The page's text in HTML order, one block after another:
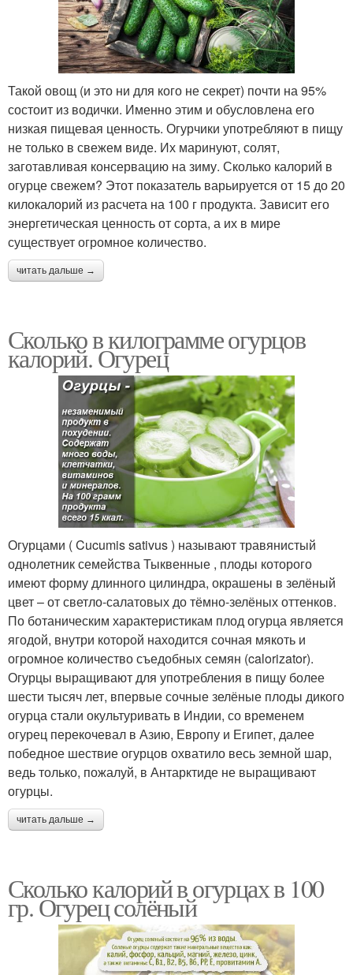
Такой овощ (и это ни для кого не секрет) почти на 95%
состоит из водички. Именно этим и обусловлена его
низкая пищевая ценность. Огурчики употребляют в пищу
не только в свежем виде. Их маринуют, солят,
заготавливая консервацию на зиму. Сколько калорий в
огурце свежем? Этот показатель варьируется от 15 до 20
килокалорий из расчета на 100 г продукта. Зависит его
энергетическая ценность от сорта, а их в мире
существует огромное количество.
читать дальше →
Сколько в килограмме огурцов
калорий. Огурец
Огурцами ( Cucumis sativus ) называют травянистый
однолетник семейства Тыквенные , плоды которого
имеют форму длинного цилиндра, окрашены в зелёный
цвет – от светло-салатовых до тёмно-зелёных оттенков.
По ботаническим характеристикам плод огурца является
ягодой, внутри которой находится сочная мякоть и
огромное количество съедобных семян (calorizator).
Огурцы выращивают для употребления в пищу более
шести тысяч лет, впервые сочные зелёные плоды дикого
огурца стали окультуривать в Индии, со временем
огурец перекочевал в Азию, Европу и Египет, далее
победное шествие огурцов охватило весь земной шар,
ведь только, пожалуй, в Антарктиде не выращивают
огурцы.
читать дальше →
Сколько калорий в огурцах в 100
гр. Огурец солёный